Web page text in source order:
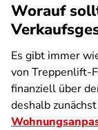
Worauf
Es gibt immer
von Treppenlift-
finanziell über
deshalb zunächst